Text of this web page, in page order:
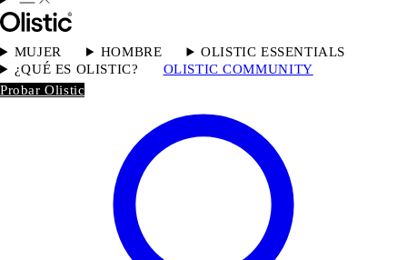
MUJER HOMBRE
OLISTIC ESSENTIALS
¿QUÉ ES OLISTIC?
OLISTIC COMMUNITY
Probar Olistic